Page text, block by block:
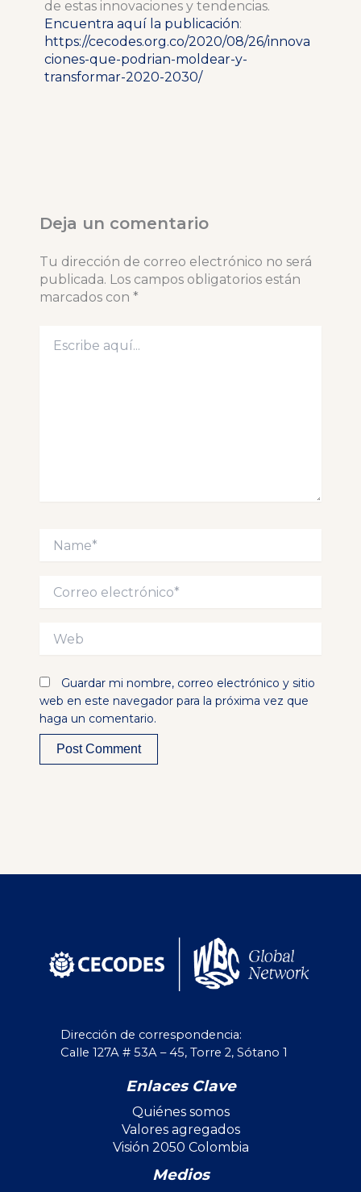
de estas innovaciones y tendencias.
Encuentra aquí la publicación:
https://cecodes.org.co/2020/08/26/innova
ciones-que-podrian-moldear-y-
transformar-2020-2030/
Deja un comentario
Tu dirección de correo electrónico no será
publicada. Los campos obligatorios están
marcados con *
aquí...
electrónico*
Guardar mi nombre, correo electrónico y sitio
web en este navegador para la próxima vez que
haga un comentario.
Dirección de correspondencia:
Calle 127A # 53A – 45, Torre 2, Sótano 1
Enlaces Clave
Quiénes somos
Valores agregados
Visión 2050 Colombia
Medios